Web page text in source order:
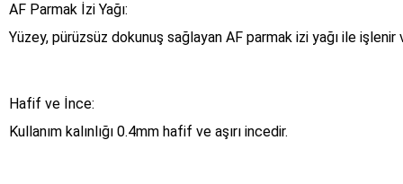
AF Parmak İzi Yağı:
Yüzey, pürüzsüz dokunuş sağlayan AF parmak izi yağı ile
Hafif ve İnce:
Kullanım kalınlığı 0.4mm hafif ve aşırı incedir.